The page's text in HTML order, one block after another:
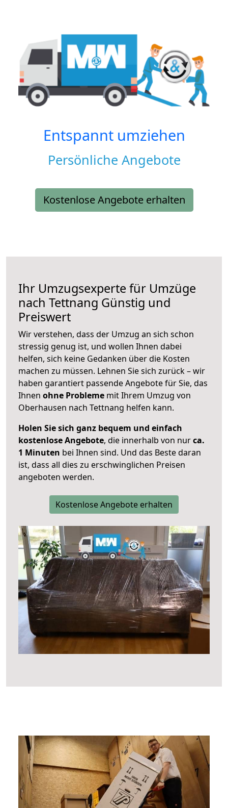
Entspannt umziehen
Persönliche Angebote
Kostenlose Angebote erhalten
Ihr Umzugsexperte für Umzüge
nach Tettnang Günstig und
Preiswert
Wir verstehen, dass der Umzug an sich schon
stressig genug ist, und wollen Ihnen dabei
helfen, sich keine Gedanken über die Kosten
machen zu müssen. Lehnen Sie sich zurück – wir
haben garantiert passende Angebote für Sie, das
Ihnen ohne Probleme mit Ihrem Umzug von
Oberhausen nach Tettnang helfen kann.
Holen Sie sich ganz bequem und einfach
kostenlose Angebote, die innerhalb von nurca.
1 Minuten bei Ihnen sind. Und das Beste daran
ist, dass all dies zu erschwinglichen Preisen
angeboten werden.
Kostenlose Angebote erhalten